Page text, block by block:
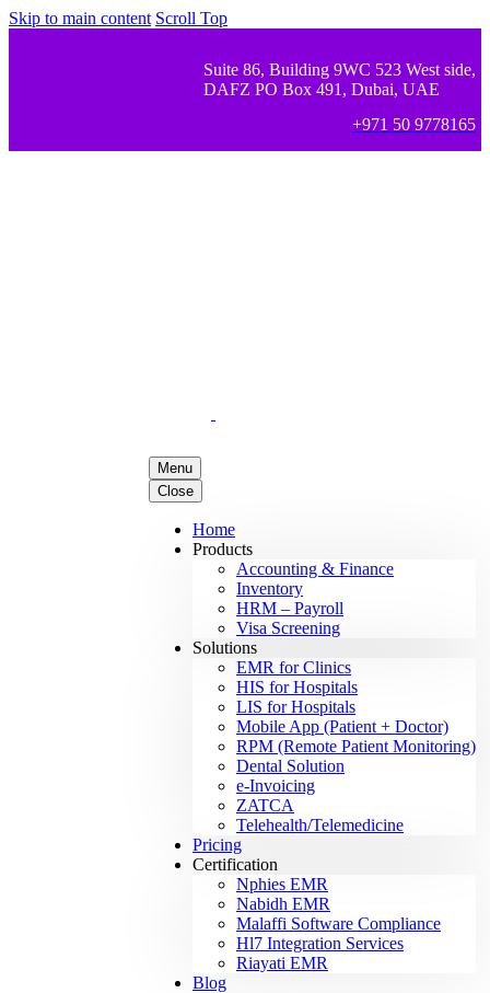
Skip to main content Scroll Top
Suite 86, Building 9WC 523 West side,
DAFZ PO Box 491, Dubai, UAE
+971 50 9778165
Menu
Close
Home
Products
Accounting & Finance
Inventory
HRM – Payroll
Visa Screening
Solutions
EMR for Clinics
HIS for Hospitals
LIS for Hospitals
Mobile App (Patient + Doctor)
RPM (Remote Patient Monitoring)
Dental Solution
e-Invoicing
ZATCA
Telehealth/Telemedicine
Pricing
Certification
Nphies EMR
Nabidh EMR
Malaffi Software Compliance
Hl7 Integration Services
Riayati EMR
Blog